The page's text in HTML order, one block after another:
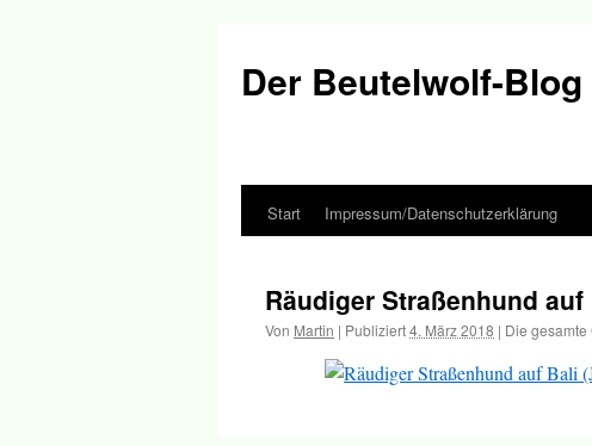
Der Beutelwolf-Blog
Springe
Inhalt
Start Impressum/Datenschutzerklärung
Räudiger Straßenhund
Von Martin | Publiziert4. März 2018 | Die